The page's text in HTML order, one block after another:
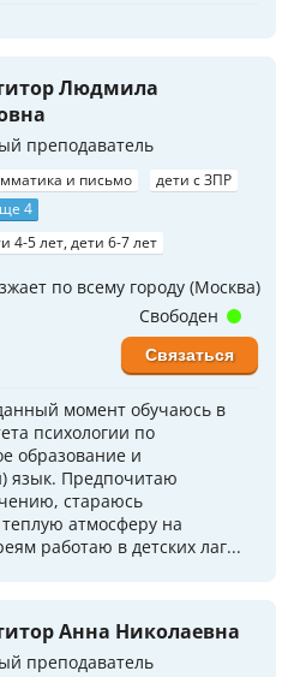
Людмила
преподаватель
и письмо
дети с ЗПР
4
4-5 лет, дети 6-7 лет
по всему городу (Москва)
момент обучаюсь в
психологии по
образование и
язык. Предпочитаю
стараюсь
атмосферу на
работаю в детских лаг...
Свободен
Связаться
Анна Николаевна
преподаватель